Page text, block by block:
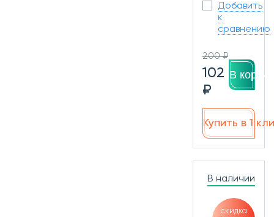
Добавить
к
сравнению
200 ₽
102
₽
В
Купить в 1
В наличии
скидка